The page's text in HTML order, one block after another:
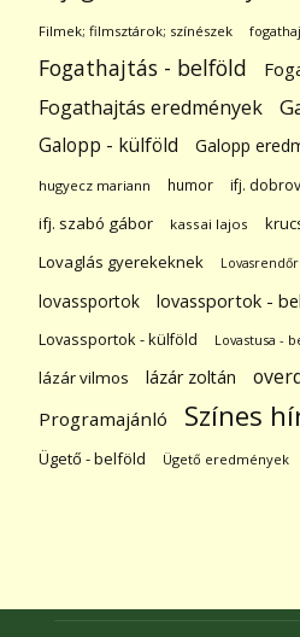
Filmek; filmsztárok; színészek
Fogathajtás - belföld
Fogathajtás eredmények
Galopp - külföld Galopp
hugyecz mariann humor ifj.
ifj. szabó gábor kassai lajos
Lovaglás gyerekeknek
lovassportok lovassportok -
Lovassportok - külföld Lovastusa -
lázár vilmos lázár zoltán
Programajánló Színes
Ügető - belföld Ügető eredmények